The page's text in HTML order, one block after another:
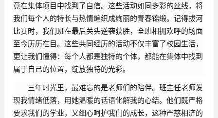
竟在集体项目中找到了自信。这些活动如同多彩的丝线，将
我们每个人的特长与热情编织成绚丽的青春锦缎。记得拔河
比赛时，我们班在最后关头逆袭获胜，全班相拥欢呼的场面
至今历历在目。这些共同经历的活动不仅丰富了校园生活，
更让我们懂得：每个人都是独特的个体，都能在集体中找到
属于自己的位置，绽放独特的光彩。
三年时光里，最难忘的是老师们的陪伴。班主任老师发
现我情绪低落，用她温暖的话语化解我的心结。他们既严格
要求我们的学业，又细心呵护我们的成长，这种严慈相济的